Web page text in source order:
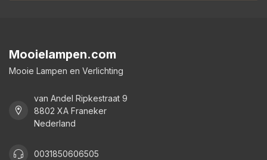
Mooielampen.com
Mooie Lampen en Verlichting
van Andel Ripkestraat 9
8802 XA Franeker
Nederland
0031850606505